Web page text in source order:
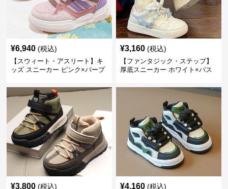
¥6,940 (税込)
【スウィート・アスリート】キ
ッズ スニーカー ピンク×パープ
ンソール ガールズ
¥3,160 (税込)
【ファンタジック・ステップ】
厚底スニーカー ホワイト×パス
チャンキーシューレース ガーリ
¥3,800 (税込) ¥4,160 (税込)